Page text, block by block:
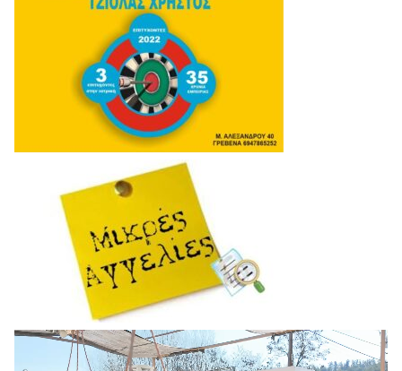
Πρόγραμμα
Αναπαραγωγής